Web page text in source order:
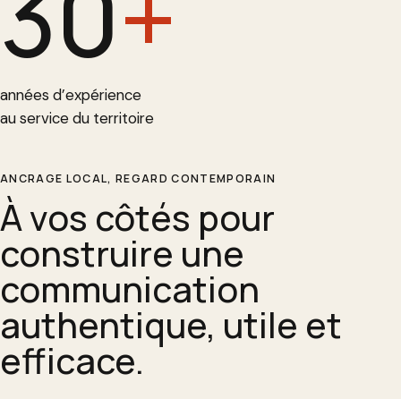
années d’expérience
au service du territoire
ANCRAGE LOCAL, REGARD CONTEMPORAIN
À vos côtés pour
construire une
communication
authentique, utile et
efficace.